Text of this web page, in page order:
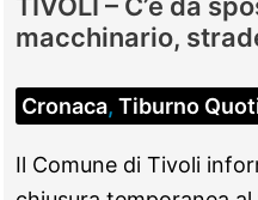
macchinario,
Cronaca, Tiburno
Il Comune di Tivoli